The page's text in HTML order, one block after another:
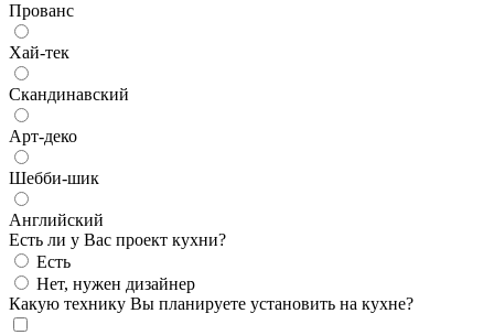
Прованс
Хай-тек
Скандинавский
Арт-деко
Шебби-шик
Английский
Есть ли у Вас проект кухни?
Есть
Нет, нужен дизайнер
Какую технику Вы планируете установить на кухне?